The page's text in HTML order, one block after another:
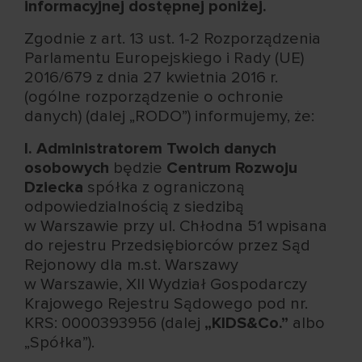
informacyjnej dostępnej poniżej.
Zgodnie z art. 13 ust. 1-2 Rozporządzenia
Parlamentu Europejskiego i Rady (UE)
2016/679 z dnia 27 kwietnia 2016 r.
(ogólne rozporządzenie o ochronie
danych) (dalej „RODO”) informujemy, że:
I. Administratorem Twoich danych
osobowych będzie Centrum Rozwoju
Dziecka spółka z ograniczoną
odpowiedzialnością z siedzibą
w Warszawie przy ul. Chłodna 51 wpisana
do rejestru Przedsiębiorców przez Sąd
Rejonowy dla m.st. Warszawy
w Warszawie, XII Wydział Gospodarczy
Krajowego Rejestru Sądowego pod nr.
KRS: 0000393956 (dalej „KIDS&Co.” albo
„Spółka”).